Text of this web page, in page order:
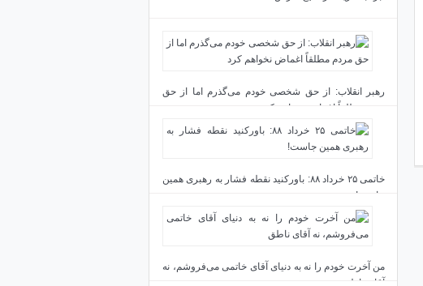
رهبر انقلاب: از حق شخصی خودم می‌گذرم اما از حق
مردم مطلقاً اغماض نخواهم کرد
خاتمی ۲۵ خرداد ۸۸: باورکنید نقطه فشار به رهبری همین
جاست!
من آخرت خودم را نه به دنیای آقای خاتمی می‌فروشم، نه
آقای ناطق